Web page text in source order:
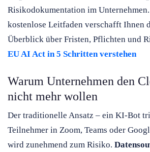
Risikodokumentation im
kostenlose Leitfaden verschafft Ihnen
Überblick über Fristen, Pflichten und
EU AI Act in 5 Schritten verstehen
Warum Unternehmen den
nicht mehr wollen
Der traditionelle Ansatz – ein KI-Bot
Teilnehmer in Zoom, Teams oder
wird zunehmend zum Risiko.